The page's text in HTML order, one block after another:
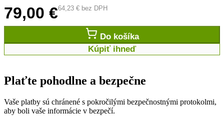
79,00 €64,23 € bez DPH
Do košíka
Kúpiť ihneď
Plaťte pohodlne a bezpečne
Vaše platby sú chránené s pokročilými bezpečnostnými protokolmi,
aby boli vaše informácie v bezpečí.